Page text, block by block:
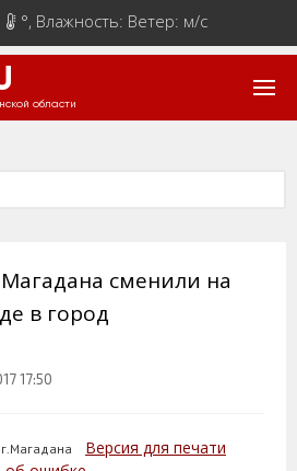
°, Влажность: Ветер: м/с
области
сменили на
в город
17:50
г.Магадана Версия для печати